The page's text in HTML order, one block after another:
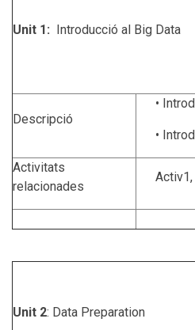
Unit 1: Introducció al Big Data
Descripció
•
•
Activitats
relacionades
Unit 2: Data Preparation